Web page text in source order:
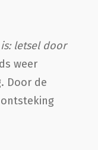
letsel door
weer
Door de